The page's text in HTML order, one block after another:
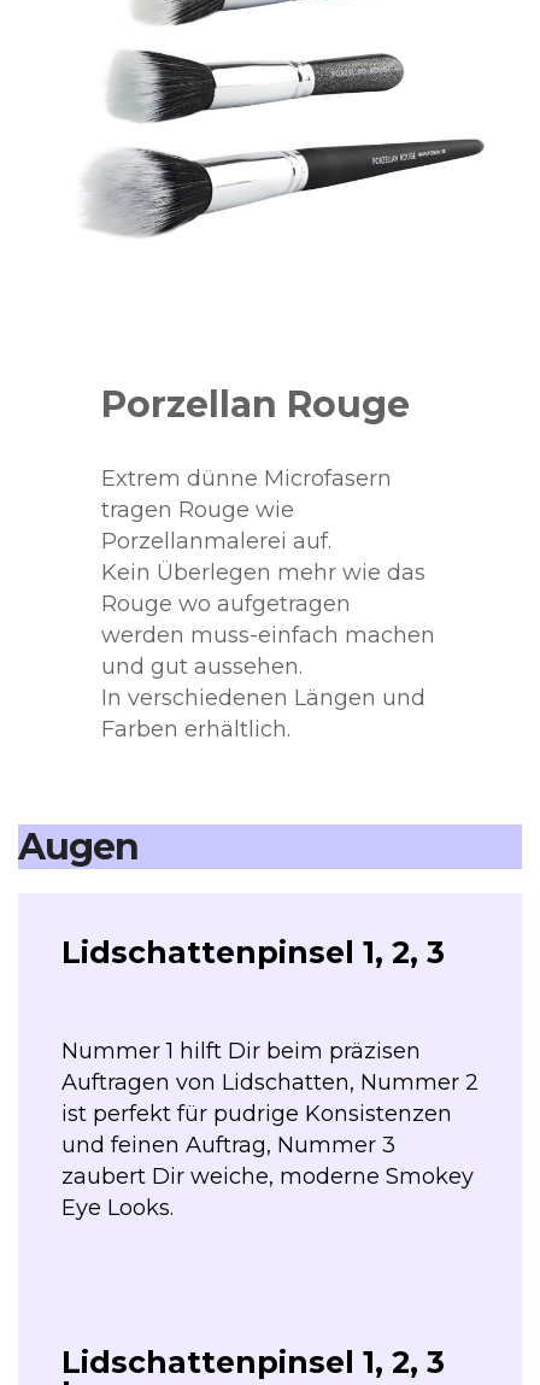
Porzellan Rouge
Extrem dünne Microfasern
tragen Rouge wie
Porzellanmalerei auf.
Kein Überlegen mehr wie das
Rouge wo aufgetragen
werden muss-einfach machen
und gut aussehen.
In verschiedenen Längen und
Farben erhältlich.
Augen
Lidschattenpinsel 1, 2, 3
Nummer 1 hilft Dir beim präzisen
Auftragen von Lidschatten, Nummer 2
ist perfekt für pudrige Konsistenzen
und feinen Auftrag, Nummer 3
zaubert Dir weiche, moderne Smokey
Eye Looks.
Lidschattenpinsel 1, 2, 3